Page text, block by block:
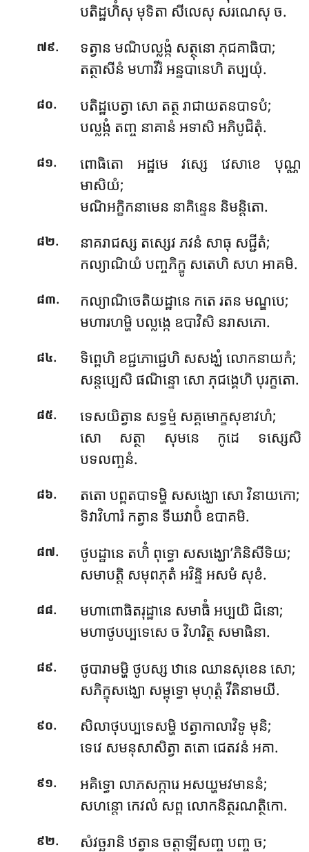
បតិដ្ឋហិំសុ មុទិតា សីលេសុ សរណេសុ ច.
៧៩.
ទត្វាន មណិបល្លង្កំ សត្ថុនោ ភុជគាធិបា;
តត្ថាសីនំ មហាវីរំ អន្នបានេហិ តប្បយុំ.
៨០.
បតិដ្ឋបេត្វា សោ តត្ថ រាជាយតនបាទបំ;
បល្លង្កំ តញ្ច នាគានំ អទាសិ អភិបូជិតុំ.
៨១.
ពោធិតោ អដ្ឋមេ វស្សេ វេសាខេ បុណ្ណ
មាសិយំ;
មណិអក្ខិកនាមេន នាគិន្ទេន និមន្តិតោ.
៨២.
នាគរាជស្ស តស្សេវ ភវនំ សាធុ សជ្ជីតំ;
កល្យាណិយំ បញ្ចភិក្ខូ សតេហិ សហ អាគមិ.
៨៣.
កល្យាណិចេតិយដ្ឋានេ កតេ រតន មណ្ឌបេ;
មហារហម្ហិ បល្លង្កេ ឧបាវិសិ នរាសភោ.
៨៤.
ទិព្ពេហិ ខជ្ជភោជ្ជេហិ សសង្ឃំ លោកនាយកំ;
សន្តប្បេសិ ផណិន្ទោ សោ ភុជង្គេហិ បុរក្ខតោ.
៨៥.
ទេសយិត្វាន សទ្ធម្មំ សគ្គមោក្ខសុខាវហំ;
សោ សត្ថា សុមនេ កូដេ ទស្សេសិ
បទលញ្ឆនំ.
៨៦.
តតោ បព្ពតបាទម្ហិ សសង្ឃោ សោ វិនាយកោ;
ទិវាវិហារំ កត្វាន ទីឃវាបិំ ឧបាគមិ.
៨៧.
ថូបដ្ឋានេ តហិំ ពុទ្ធោ សសង្ឃោ’ភិនិសីទិយ;
សមាបត្តិ សមុពភុតំ អវិន្ទិ អសមំ សុខំ.
៨៨.
មហាពោធិតរុដ្ឋានេ សមាធិំ អប្បយិ ជិនោ;
មហាថូបប្បទេសេ ច វិហរិត្ថ សមាធិនា.
៨៩.
ថូបារាមម្ហិ ថូបស្ស ឋានេ ឈានសុខេន សោ;
សភិក្ខុសង្ឃោ សម្ពុទ្ធោ មុហុត្តំ វីតិនាមយី.
៩០.
សិលាថុបប្បទេសម្ហិ ឋត្វាកាលាវិទូ មុនិ;
ទេវេ សមនុសាសិត្វា តតោ ជេតវនំ អគា.
៩១.
អគិទ្ធោ លាភសក្ការេ អសយ្ហមវមាននំ;
សហន្តោ កេវលំ សព្ព លោកនិត្ថរណត្ថិកោ.
៩២.
សំវច្ឆរានិ ឋត្វាន ចត្តាឡីសញ្ច បញ្ច ច;